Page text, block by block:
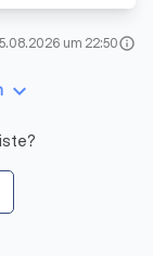
um 22:50info
keyboard_arrow_down